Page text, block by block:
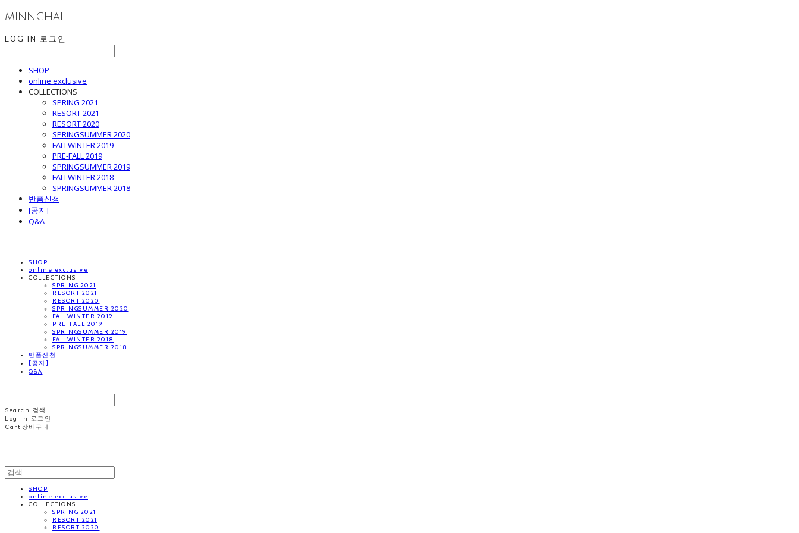
MINNCHAI
LOG IN 로그인
SHOP
online exclusive
COLLECTIONS
SPRING 2021
RESORT 2021
RESORT 2020
SPRINGSUMMER 2020
FALLWINTER 2019
PRE-FALL 2019
SPRINGSUMMER 2019
FALLWINTER 2018
SPRINGSUMMER 2018
반품신청
[공지]
Q&A
SHOP
online exclusive
COLLECTIONS
SPRING 2021
RESORT 2021
RESORT 2020
SPRINGSUMMER 2020
FALLWINTER 2019
PRE-FALL 2019
SPRINGSUMMER 2019
FALLWINTER 2018
SPRINGSUMMER 2018
반품신청
[공지]
Q&A
Search
검색
Log In
로그인
Cart 장바구니
SHOP
online exclusive
COLLECTIONS
SPRING 2021
RESORT 2021
RESORT 2020